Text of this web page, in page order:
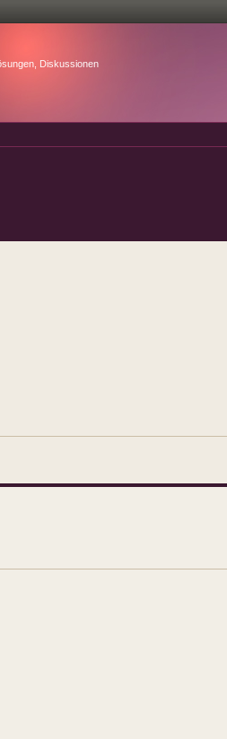
Diskussionen